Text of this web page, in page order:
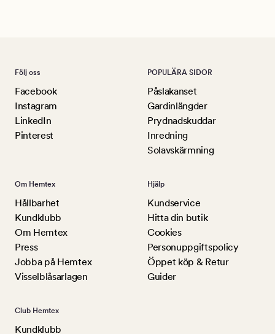
Följ oss
Facebook
Instagram
LinkedIn
Pinterest
POPULÄRA SIDOR
Påslakanset
Gardinlängder
Prydnadskuddar
Inredning
Solavskärmning
Om Hemtex
Hållbarhet
Kundklubb
Om Hemtex
Press
Jobba på Hemtex
Visselblåsarlagen
Hjälp
Kundservice
Hitta din butik
Cookies
Personuppgiftspolicy
Öppet köp & Retur
Guider
Club Hemtex
Kundklubb